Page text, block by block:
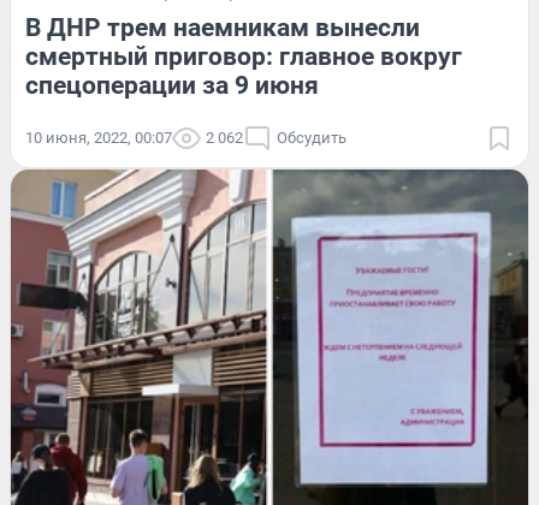
В ДНР трем наемникам вынесли
смертный приговор: главное вокруг
спецоперации за 9 июня
10 июня, 2022, 00:07 2 062 Обсудить